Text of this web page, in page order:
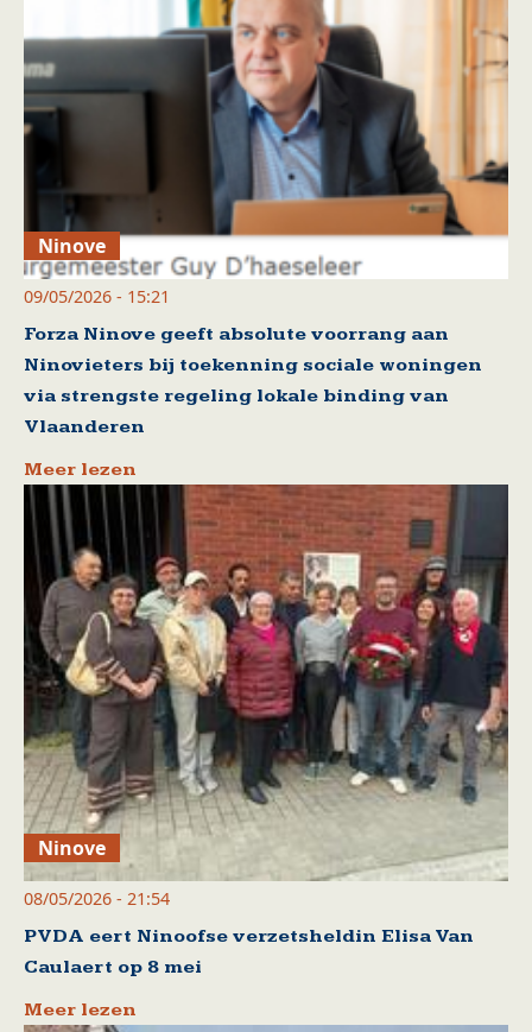
Ninove
09/05/2026 - 15:21
Forza Ninove geeft absolute voorrang aan
Ninovieters bij toekenning sociale woningen
via strengste regeling lokale binding van
Vlaanderen
Meer lezen
Ninove
08/05/2026 - 21:54
PVDA eert Ninoofse verzetsheldin Elisa Van
Caulaert op 8 mei
Meer lezen